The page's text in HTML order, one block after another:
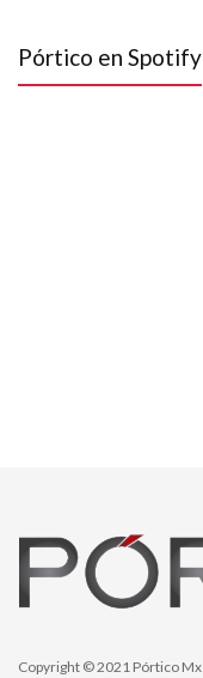
Pórtico en Spotify
Copyright © 2021 Pórtico Mx